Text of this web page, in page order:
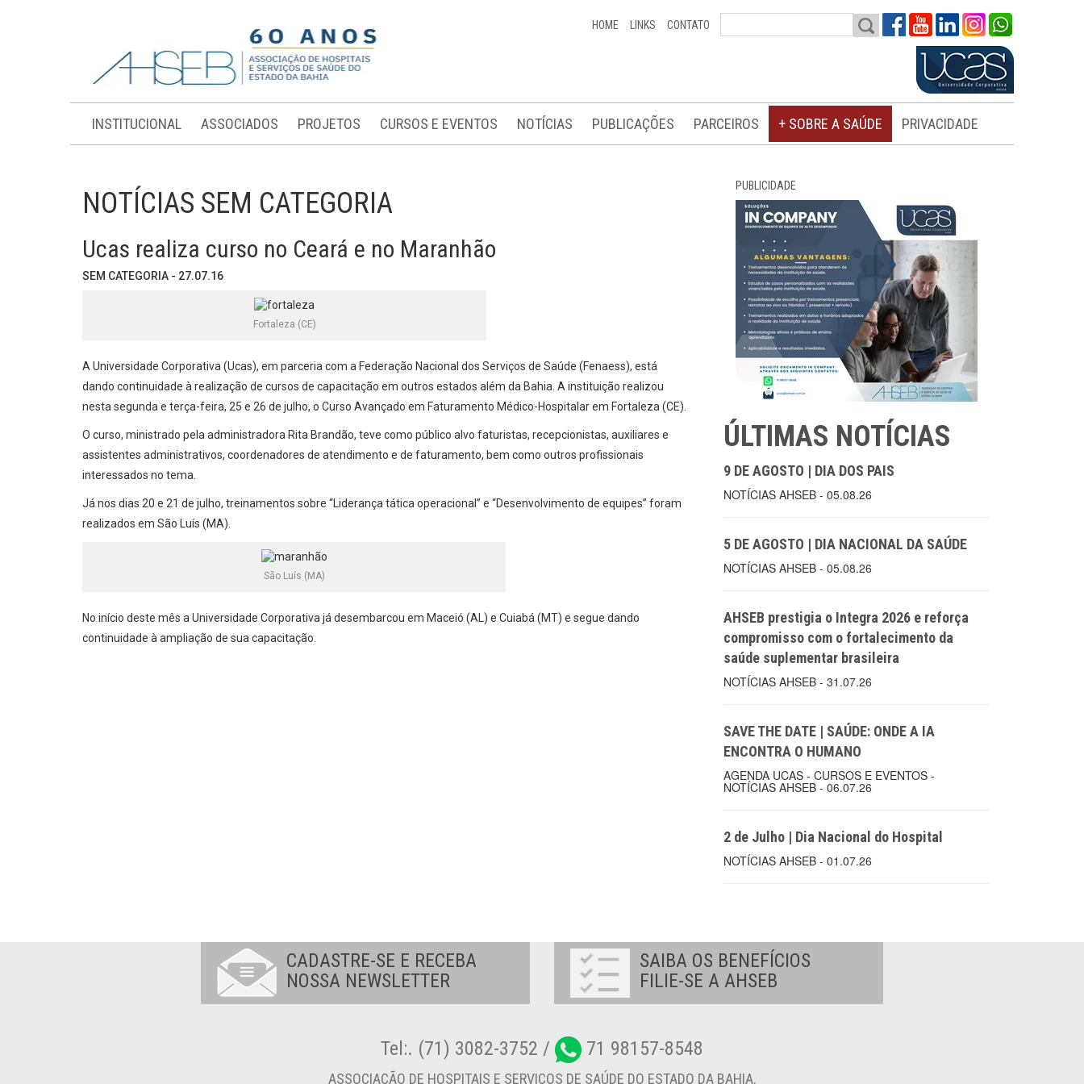
HOME LINKS CONTATO
INSTITUCIONAL ASSOCIADOS PROJETOS CURSOS E EVENTOS NOTÍCIAS PUBLICAÇÕES PARCEIROS + SOBRE A SAÚDE PRIVACIDADE
NOTÍCIAS SEM CATEGORIA
Ucas realiza curso no Ceará e no Maranhão
SEM CATEGORIA - 27.07.16
Fortaleza (CE)
A Universidade Corporativa (Ucas), em parceria com a Federação Nacional dos Serviços de Saúde (Fenaess), está
dando continuidade à realização de cursos de capacitação em outros estados além da Bahia. A instituição realizou
nesta segunda e terça-feira, 25 e 26 de julho, o Curso Avançado em Faturamento Médico-Hospitalar em Fortaleza (CE).
O curso, ministrado pela administradora Rita Brandão, teve como público alvo faturistas, recepcionistas, auxiliares e
assistentes administrativos, coordenadores de atendimento e de faturamento, bem como outros profissionais
interessados no tema.
Já nos dias 20 e 21 de julho, treinamentos sobre “Liderança tática operacional” e “Desenvolvimento de equipes” foram
realizados em São Luís (MA).
São Luís (MA)
No início deste mês a Universidade Corporativa já desembarcou em Maceió (AL) e Cuiabá (MT) e segue dando
continuidade à ampliação de sua capacitação.
PUBLICIDADE
ÚLTIMAS NOTÍCIAS
9 DE AGOSTO | DIA DOS PAIS
NOTÍCIAS AHSEB - 05.08.26
5 DE AGOSTO | DIA NACIONAL DA SAÚDE
NOTÍCIAS AHSEB - 05.08.26
AHSEB prestigia o Integra 2026 e reforça
compromisso com o fortalecimento da
saúde suplementar brasileira
NOTÍCIAS AHSEB - 31.07.26
SAVE THE DATE | SAÚDE: ONDE A IA
ENCONTRA O HUMANO
AGENDA UCAS - CURSOS E EVENTOS -
NOTÍCIAS AHSEB - 06.07.26
2 de Julho | Dia Nacional do Hospital
NOTÍCIAS AHSEB - 01.07.26
CADASTRE-SE E RECEBA
NOSSA NEWSLETTER
SAIBA OS BENEFÍCIOS
FILIE-SE A AHSEB
Tel:. (71) 3082-3752 / 71 98157-8548
ASSOCIAÇÃO DE HOSPITAIS E SERVIÇOS DE SAÚDE DO ESTADO DA BAHIA.